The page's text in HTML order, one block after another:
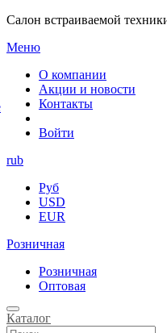
Салон встраиваемой
Меню
О компании
Акции и новости
Контакты
Войти
rub
Руб
USD
EUR
Розничная
Розничная
Оптовая
Каталог